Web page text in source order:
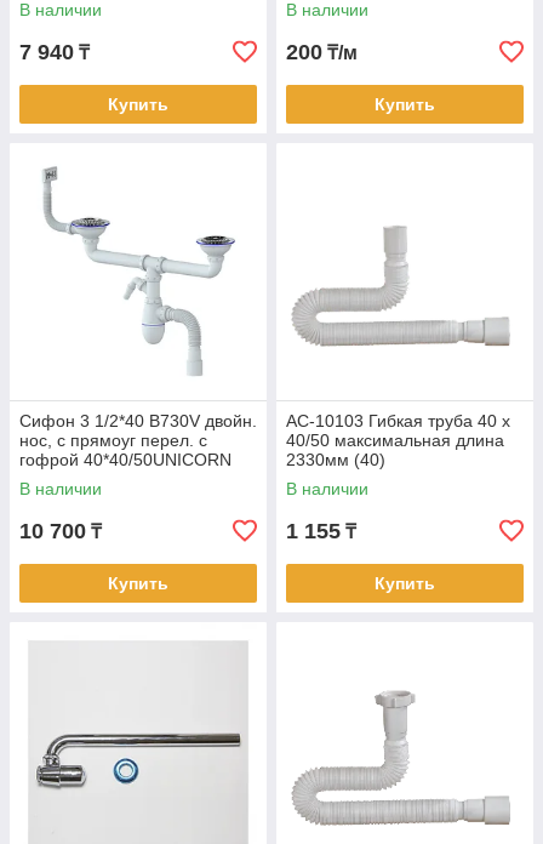
В наличии
7 940 ₸
Купить
В наличии
200 ₸/м
Купить
Сифон 3 1/2*40 B730V двойн.
нос, с прямоуг перел. с
гофрой 40*40/50UNICORN
В наличии
10 700 ₸
Купить
AC-10103 Гибкая труба 40 х
40/50 максимальная длина
2330мм (40)
В наличии
1 155 ₸
Купить